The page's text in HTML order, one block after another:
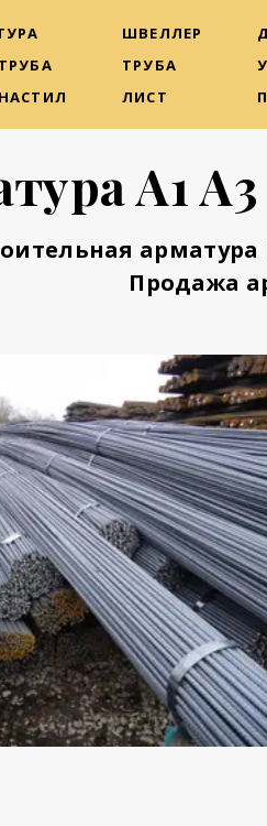
ШВЕЛЛЕР
ТРУБА
ЛИСТ
А1
Продажа